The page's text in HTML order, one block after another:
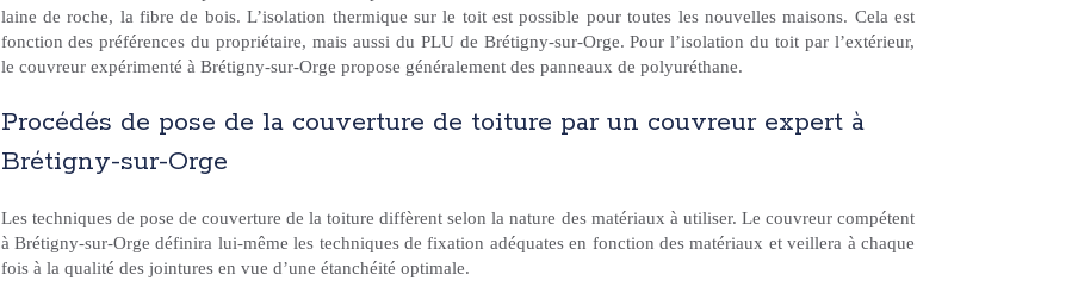
laine de roche, la fibre de bois. L’isolation thermique sur le toit est possible pour toutes les nouvelles maisons. Cela est
fonction des préférences du propriétaire, mais aussi du PLU de Brétigny-sur-Orge. Pour l’isolation du toit par l’extérieur,
le couvreur expérimenté à Brétigny-sur-Orge propose généralement des panneaux de polyuréthane.
Procédés de pose de la couverture de toiture par un couvreur expert à
Brétigny-sur-Orge
Les techniques de pose de couverture de la toiture diffèrent selon la nature des matériaux à utiliser. Le couvreur compétent
à Brétigny-sur-Orge définira lui-même les techniques de fixation adéquates en fonction des matériaux et veillera à chaque
fois à la qualité des jointures en vue d’une étanchéité optimale.